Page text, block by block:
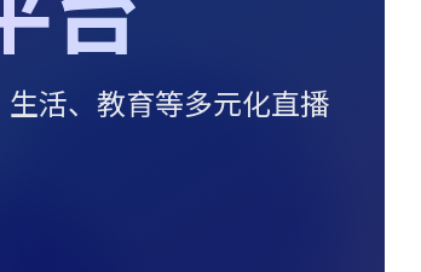
活、教育等多元化直播